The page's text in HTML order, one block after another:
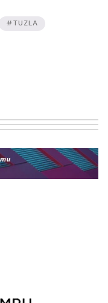
#TUZLA